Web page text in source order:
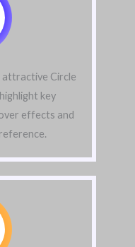
attractive Circle
key
effects and